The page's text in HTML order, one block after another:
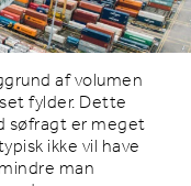
af volumen
fylder. Dette
er meget
ikke vil have
man